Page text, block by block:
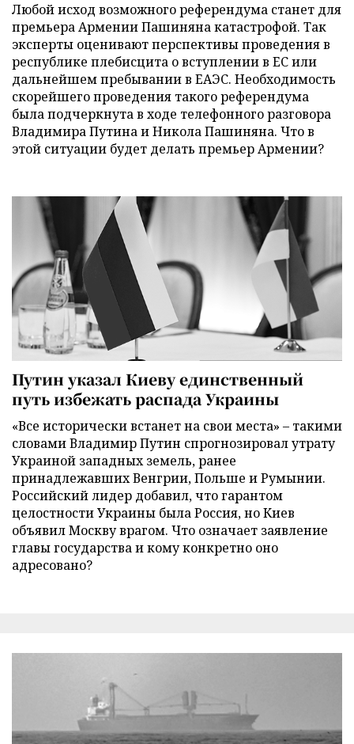
Любой исход возможного референдума станет для
премьера Армении Пашиняна катастрофой. Так
эксперты оценивают перспективы проведения в
республике плебисцита о вступлении в ЕС или
дальнейшем пребывании в ЕАЭС. Необходимость
скорейшего проведения такого референдума
была подчеркнута в ходе телефонного разговора
Владимира Путина и Никола Пашиняна. Что в
этой ситуации будет делать премьер Армении?
Путин указал Киеву единственный
путь избежать распада Украины
«Все исторически встанет на свои места» – такими
словами Владимир Путин спрогнозировал утрату
Украиной западных земель, ранее
принадлежавших Венгрии, Польше и Румынии.
Российский лидер добавил, что гарантом
целостности Украины была Россия, но Киев
объявил Москву врагом. Что означает заявление
главы государства и кому конкретно оно
адресовано?